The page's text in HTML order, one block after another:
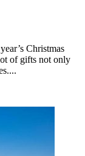
Christmas
of gifts not only